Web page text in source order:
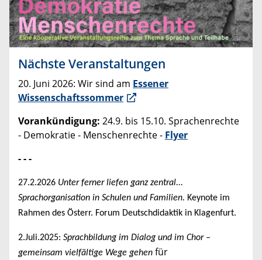
Nächste Veranstaltungen
20. Juni 2026: Wir sind am Essener
Wissenschaftssommer
Vorankündigung: 24.9. bis 15.10. Sprachenrechte
- Demokratie - Menschenrechte - Flyer
- - -
27.2.2026 Unter ferner liefen ganz zentral...
Sprachorganisation in Schulen und Familien. Keynote im
Rahmen des Österr. Forum Deutschdidaktik in Klagenfurt.
2.Juli.2025: Sprachbildung im Dialog und im Chor –
gemeinsam vielfältige Wege gehen für